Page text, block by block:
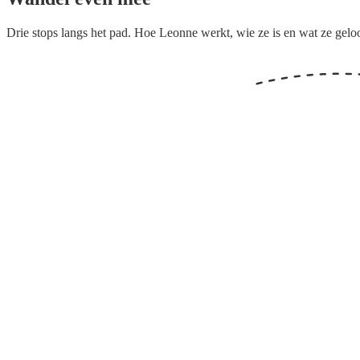
Drie stops langs het pad. Hoe Leonne werkt, wie ze is en wat ze